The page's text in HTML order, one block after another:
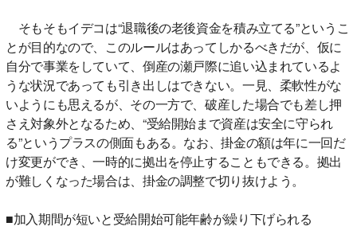
そもそもイデコは“退職後の老後資金を積み立てる”というこ
とが目的なので、このルールはあってしかるべきだが、仮に
自分で事業をしていて、倒産の瀬戸際に追い込まれているよ
うな状況であっても引き出しはできない。一見、柔軟性がな
いようにも思えるが、その一方で、破産した場合でも差し押
さえ対象外となるため、“受給開始まで資産は安全に守られ
る”というプラスの側面もある。なお、掛金の額は年に一回だ
け変更ができ、一時的に拠出を停止することもできる。拠出
が難しくなった場合は、掛金の調整で切り抜けよう。
■加入期間が短いと受給開始可能年齢が繰り下げられる